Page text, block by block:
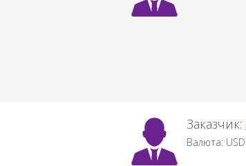
Заказчик:
Валюта: USD